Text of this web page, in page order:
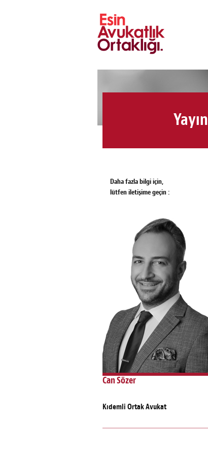
Daha fazla bilgi için,
lütfen iletişime geçin :
Can Sözer
Kıdemli Ortak Avukat